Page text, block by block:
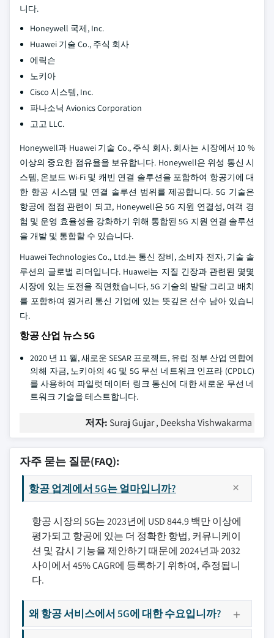
니다.
Honeywell 국제, Inc.
Huawei 기술 Co., 주식 회사
에릭슨
노키아
Cisco 시스템, Inc.
파나소닉 Avionics Corporation
고고 LLC.
Honeywell과 Huawei 기술 Co., 주식 회사. 회사는 시장에서 10 %
이상의 중요한 점유율을 보유합니다. Honeywell은 위성 통신 시
스템, 온보드 Wi-Fi 및 캐빈 연결 솔루션을 포함하여 항공기에 대
한 항공 시스템 및 연결 솔루션 범위를 제공합니다. 5G 기술은
항공에 점점 관련이 되고, Honeywell은 5G 지원 연결성, 여객 경
험 및 운영 효율성을 강화하기 위해 통합된 5G 지원 연결 솔루션
을 개발 및 통합할 수 있습니다.
Huawei Technologies Co., Ltd.는 통신 장비, 소비자 전자, 기술 솔
루션의 글로벌 리더입니다. Huawei는 지질 긴장과 관련된 몇몇
시장에 있는 도전을 직면했습니다, 5G 기술의 발달 그리고 배치
를 포함하여 원거리 통신 기업에 있는 뜻깊은 선수 남아 있습니
다.
항공 산업 뉴스 5G
2020 년 11 월, 새로운 SESAR 프로젝트, 유럽 정부 산업 연합에
의해 자금, 노키아의 4G 및 5G 무선 네트워크 인프라 (CPDLC)
를 사용하여 파일럿 데이터 링크 통신에 대한 새로운 무선 네
트워크 기술을 테스트합니다.
저자: Suraj Gujar , Deeksha Vishwakarma
자주 묻는 질문(FAQ):
항공 업계에서 5G는 얼마입니까?
항공 시장의 5G는 2023년에 USD 844.9 백만 이상에
평가되고 항공에 있는 더 정확한 항법, 커뮤니케이
션 및 감시 기능을 제안하기 때문에 2024년과 2032
사이에서 45% CAGR에 등록하기 위하여, 추정됩니
다.
왜 항공 서비스에서 5G에 대한 수요입니까?